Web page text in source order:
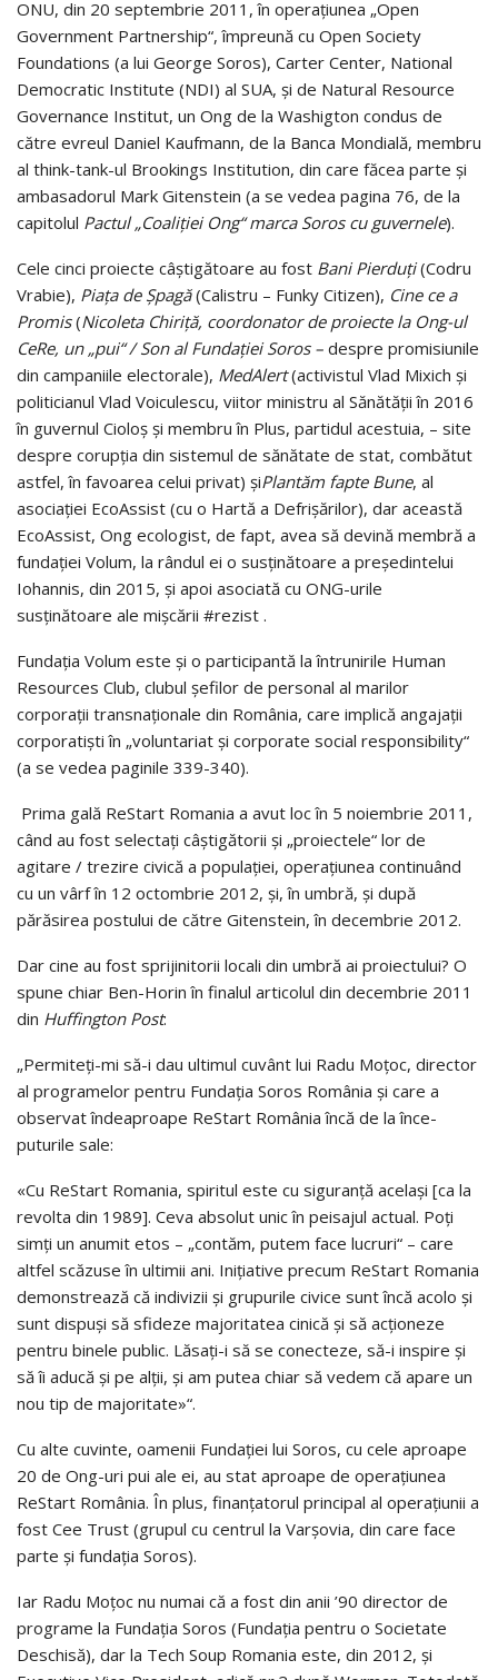
ONU, din 20 septembrie 2011, în operaţiu­nea „Open
Govern­ment Partnership“, împreună cu Open Society
Founda­ti­ons (a lui George Soros), Carter Center, National
Democratic In­stitute (NDI) al SUA, şi de Natural Re­­­source
Gover­nan­ce Institut, un Ong de la Washigton condus de
către evreul Daniel Kauf­mann, de la Banca Mondială, membru
al think-tank-ul Broo­kings Insti­tu­tion, din care făcea parte şi
ambasadorul Mark Gitenstein (a se ve­dea pagina 76, de la
capitolul Pactul „Coaliţiei Ong“ marca Soros cu guvernele).
Cele cinci proiecte câştigătoare au fost Bani Pierduţi(Codru
Vrabie), Piaţa de Şpagă(Calistru – Funky Citizen), Cine ce a
Promis(Nicoleta Chiriţă, coordonator de proiecte la Ong-ul
CeRe, un „pui“ / Son al FundaţieiSoros – despre pro­mi­siunile
din campaniile electorale), MedAlert(activistul Vlad Mixich şi
politicianul Vlad Voiculescu, viitor ministru al Sănătăţii în 2016
în guvernul Cioloş şi membru în Plus, partidul acestuia, – site
despre corupţia din sistemul de sănătate de stat, combătut
astfel, în favoarea celui privat) şiPlantăm fapte Bune, al
asociaţiei EcoAssist (cu o Hartă a Defrişărilor), dar această
EcoAssist, Ong ecologist, de fapt, avea să devină membră a
fun­daţiei Volum, la rândul ei o susţinătoare a preşedintelui
Iohannis, din 2015, şi apoi asociată cu ONG-urile
susţinătoare ale mişcării #rezist .
Fundaţia Volum este şi o participantă la întrunirile Human
Resour­ces Club, clubul şefilor de personal al marilor
corporaţii transnaţionale din România, care implică angajaţii
corporatişti în „vo­luntariat şi corporate social responsibility“
(a se vedea paginile 339-340).
Prima gală ReStart Romania a avut loc în 5 no­iem­­brie 2011,
când au fost selectaţi câştigătorii şi „proiectele“ lor de
agitare / trezire civică a popu­laţiei, operaţiunea continuând
cu un vârf în 12 octombrie 2012, şi, în umbră, şi după
părăsirea postului de către Gitenstein, în decembrie 2012.
Dar cine au fost sprijinitorii locali din umbră ai proiectului? O
spune chiar Ben-Horin în finalul articolul din decembrie 2011
din Huffington Post:
„Permiteţi-mi să-i dau ultimul cuvânt lui Radu Moţoc, director
al pro­gramelor pentru Fundaţia Soros România şi care a
observat îndeaproape ReStart România încă de la înce­­
puturile sale:
«Cu ReStart Romania, spiritul este cu siguranţă acelaşi [ca la
re­vol­ta din 1989]. Ceva absolut unic în peisajul actual. Poţi
simţi un anu­­mit etos – „contăm, putem face lucruri“ – care
altfel scăzuse în ultimii ani. Ini­ţi­a­ti­ve precum ReStart Romania
demonstrează că indivizii şi gru­purile civice sunt încă acolo şi
sunt dispuşi să sfideze majoritatea cinică şi să acţio­ne­ze
pentru binele public. Lăsaţi-i să se conecteze, să-i inspire şi
să îi aducă şi pe alţii, şi am putea chiar să vedem că apare un
nou tip de majoritate»“.
Cu alte cuvinte, oamenii Fundaţiei lui Soros, cu cele aproape
20 de Ong-uri pui ale ei, au stat aproape de operaţiunea
ReStart România. În plus, finanţatorul principal al operaţiunii a
fost Cee Trust (grupul cu centrul la Varşovia, din care face
parte şi fundaţia Soros).
Iar Radu Moţoc nu numai că a fost din anii ’90 director de
pro­gra­me la Fundaţia Soros (Fundaţia pentru o Societate
Deschisă), dar la Tech Soup Romania este, din 2012, şi